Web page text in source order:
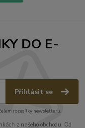
DO E-
Přihlásit se
rozesílky newsletteru.
z našeho obchodu. Od